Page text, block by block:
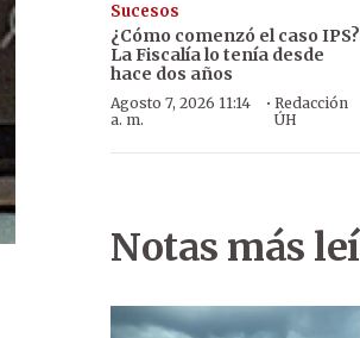
Sucesos
¿Cómo comenzó el caso IPS?
La Fiscalía lo tenía desde
hace dos años
Agosto 7, 2026 11:14
a. m.
· Redacción
ÚH
Notas más